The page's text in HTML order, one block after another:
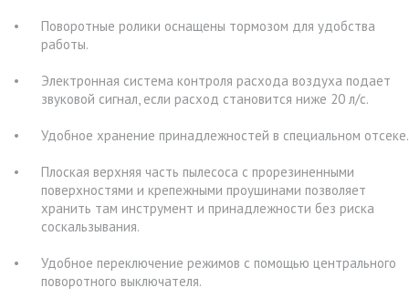
Поворотные ролики оснащены тормозом для удобства
работы.
Электронная система контроля расхода воздуха подает
звуковой сигнал, если расход становится ниже 20 л/с.
Удобное хранение принадлежностей в специальном отсеке.
Плоская верхняя часть пылесоса с прорезиненными
поверхностями и крепежными проушинами позволяет
хранить там инструмент и принадлежности без риска
соскальзывания.
Удобное переключение режимов с помощью центрального
поворотного выключателя.